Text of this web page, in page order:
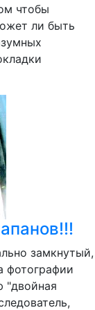
чтобы
ли быть
замкнутый,
фотографии
"двойная